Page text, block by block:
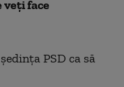
veţi face
PSD ca să